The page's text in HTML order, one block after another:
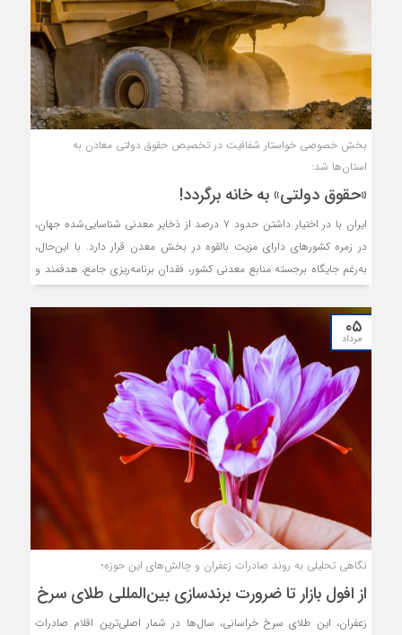
بخش خصوصی خواستار شفافیت در تخصیص حقوق دولتی معادن به
استان‌ها شد:
«حقوق دولتی» به خانه برگردد!
ایران با در اختیار داشتن حدود ۷ درصد از ذخایر معدنی شناسایی‌شده جهان،
در زمره کشورهای دارای مزیت بالقوه در بخش معدن قرار دارد. با این‌حال،
به‌رغم جایگاه برجسته منابع معدنی کشور، فقدان برنامه‌ریزی جامع، هدفمند و
یکپارچه موجب شده تا بخش معدن از دستیابی به بسیاری از اهداف مندرج
در اسناد بالادستی و برنامه‌های توسعه‌ای باز بماند و در سال‌های اخیر با
چالش‌های متعددی مواجه شود.
۰۵
مرداد
نگاهی تحلیلی به روند صادرات زعفران و چالش‌های این حوزه؛
از افول بازار تا ضرورت برند‌سازی بین‌المللی طلای سرخ
زعفران، این طلای سرخ خراسانی، سال‌ها در شمار اصلی‌ترین اقلام صادرات